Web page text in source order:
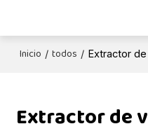
Inicio / todos / Extractor